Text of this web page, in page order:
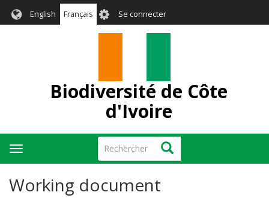
English Français User
account
Se connecter
Biodiversité de Côte
d'Ivoire
Rechercher Rechercher
Toggle
navigation
Working document